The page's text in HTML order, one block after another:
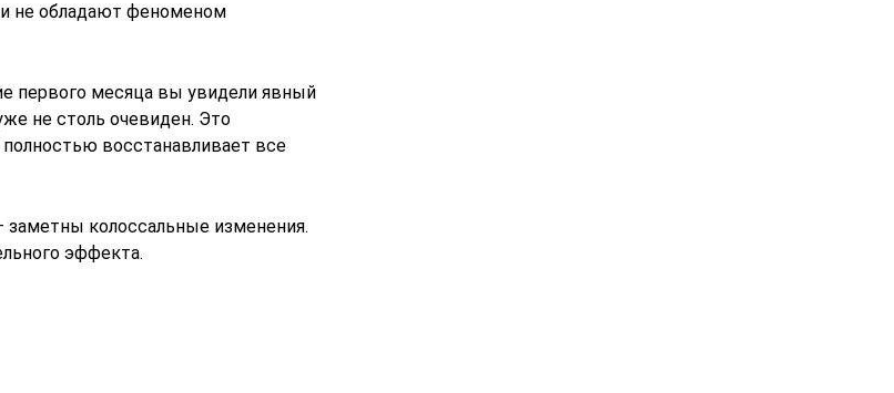
не обладают феноменом
первого месяца вы увидели явный
не столь очевиден. Это
восстанавливает все
колоссальные изменения.
эффекта.